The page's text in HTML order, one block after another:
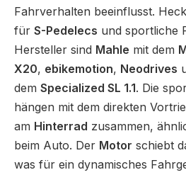
Fahrverhalten beeinflusst.
für S-Pedelecs und sportliche
Hersteller sind Mahle mit dem
X20, ebikemotion, Neodrives
dem Specialized SL 1.1. Die
hängen mit dem direkten
am Hinterrad zusammen,
beim Auto. Der Motor schiebt
was für ein dynamisches